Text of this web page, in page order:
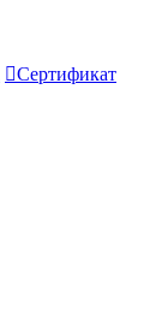
Сертификат